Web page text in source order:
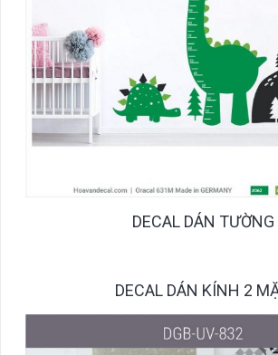
DECAL DÁN TƯỜNG
DECAL DÁN KÍNH 2